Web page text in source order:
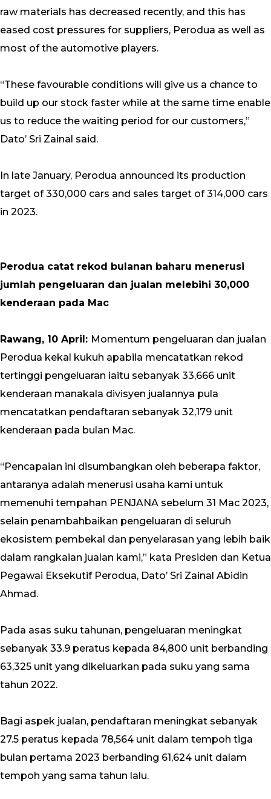
raw materials has decreased recently, and this has
eased cost pressures for suppliers, Perodua as well as
most of the automotive players.
“These favourable conditions will give us a chance to
build up our stock faster while at the same time enable
us to reduce the waiting period for our customers,”
Dato’ Sri Zainal said.
In late January, Perodua announced its production
target of 330,000 cars and sales target of 314,000 cars
in 2023.
Perodua catat rekod bulanan baharu menerusi
jumlah pengeluaran dan jualan melebihi 30,000
kenderaan pada Mac
Rawang, 10 April: Momentum pengeluaran dan jualan
Perodua kekal kukuh apabila mencatatkan rekod
tertinggi pengeluaran iaitu sebanyak 33,666 unit
kenderaan manakala divisyen jualannya pula
mencatatkan pendaftaran sebanyak 32,179 unit
kenderaan pada bulan Mac.
“Pencapaian ini disumbangkan oleh beberapa faktor,
antaranya adalah menerusi usaha kami untuk
memenuhi tempahan PENJANA sebelum 31 Mac 2023,
selain penambahbaikan pengeluaran di seluruh
ekosistem pembekal dan penyelarasan yang lebih baik
dalam rangkaian jualan kami,” kata Presiden dan Ketua
Pegawai Eksekutif Perodua, Dato’ Sri Zainal Abidin
Ahmad.
Pada asas suku tahunan, pengeluaran meningkat
sebanyak 33.9 peratus kepada 84,800 unit berbanding
63,325 unit yang dikeluarkan pada suku yang sama
tahun 2022.
Bagi aspek jualan, pendaftaran meningkat sebanyak
27.5 peratus kepada 78,564 unit dalam tempoh tiga
bulan pertama 2023 berbanding 61,624 unit dalam
tempoh yang sama tahun lalu.